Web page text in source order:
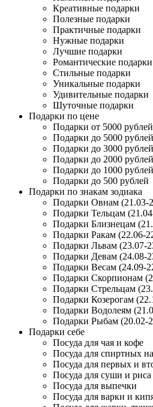
Креативные подарки
Полезные подарки
Практичные подарки
Нужные подарки
Лучшие подарки
Романтические подарки
Стильные подарки
Уникальные подарки
Удивительные подарки
Шуточные подарки
Подарки по цене
Подарки от 5000 рублей
Подарки до 5000 рублей
Подарки до 3000 рублей
Подарки до 2000 рублей
Подарки до 1000 рублей
Подарки до 500 рублей
Подарки по знакам зодиака
Подарки Овнам (21.03-
Подарки Тельцам
Подарки Близнецам
Подарки Ракам (22.06-
Подарки Львам (23.07-
Подарки Девам (24.08-
Подарки Весам (24.09-
Подарки Скорпионам
Подарки Стрельцам
Подарки Козерогам
Подарки Водолеям
Подарки Рыбам (20.02-
Подарки себе
Посуда для чая и кофе
Посуда для спиртных
Посуда для первых и
Посуда для суши и риса
Посуда для выпечки
Посуда для варки и